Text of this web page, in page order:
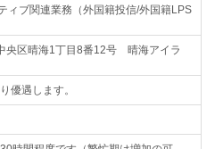
ィブ関連業務（外国籍投信/外国籍LPS
央区晴海1丁目8番12号 晴海アイラ
優遇します。